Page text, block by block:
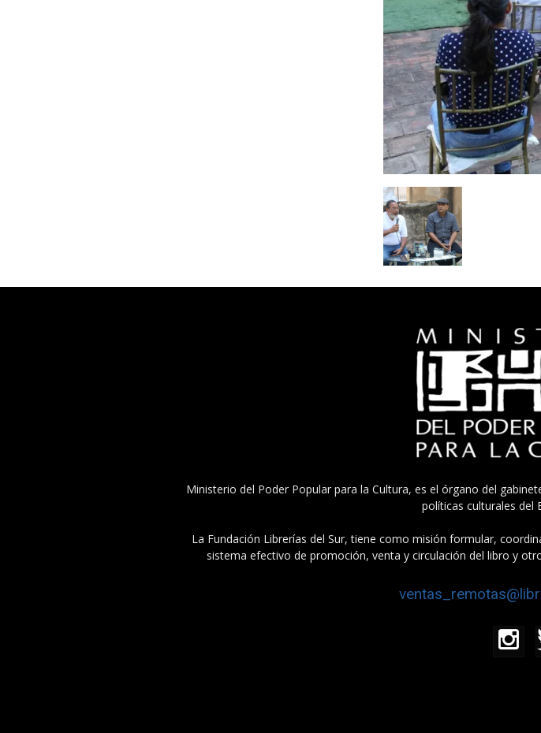
Ministerio del Poder Popular para la Cultura, es el órgano del
políticas culturales del
La Fundación Librerías del Sur, tiene como misión formular,
sistema efectivo de promoción, venta y circulación del libro y